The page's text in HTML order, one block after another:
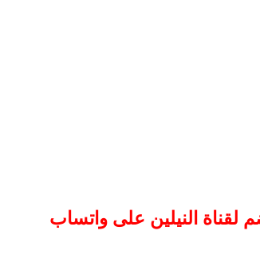
لقناة النيلين على واتساب